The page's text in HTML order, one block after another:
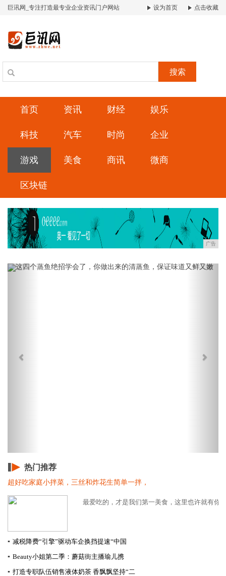
巨讯网_专注打造最专业企业资讯门户网站 设为首页 点击收藏
搜索
首页 资讯 财经 娱乐
科技 汽车 时尚 企业
游戏 美食 商讯 微商
区块链
广告
Previous Next
热门推荐
超好吃家庭小拌菜，三丝和炸花生简单一拌，
最爱吃的，才是我们第一美食，这里也许就有你
▪ 减税降费“引擎”驱动车企换挡提速​“中国
▪ Beauty小姐第二季：蘑菇街主播瑜儿携
▪ 打造专职队伍销售液体奶茶 香飘飘坚持“二